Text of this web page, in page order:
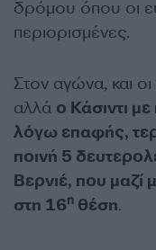
δρόμου όπου οι
περιορισμένες.
Στον αγώνα, και
αλλά ο Κάσιντι
λόγω επαφής,
ποινή 5
Βερνιέ, που μαζί
στη 16η θέση.